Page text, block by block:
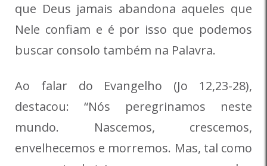
que Deus jamais abandona aqueles que
Nele confiam e é por isso que podemos
buscar consolo também na Palavra.
Ao falar do Evangelho (Jo 12,23-28),
destacou: “Nós peregrinamos neste
mundo. Nascemos, crescemos,
envelhecemos e morremos. Mas, tal como